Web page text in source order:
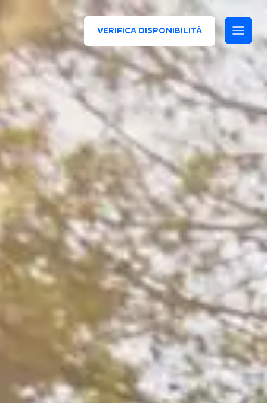
VERIFICA DISPONIBILITÀ